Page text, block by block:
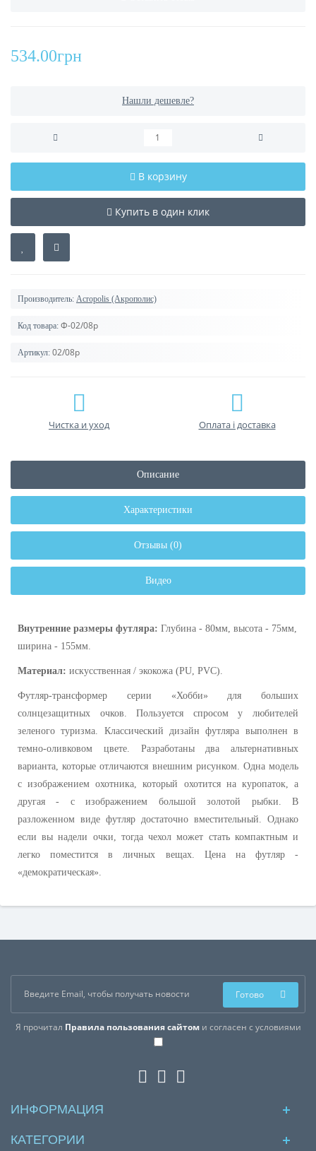
534.00грн
Нашли дешевле?
В корзину
Купить в один клик
Производитель: Acropolis (Акрополис)
Код товара: Ф-02/08р
Артикул: 02/08р
Чистка и уход Оплата і доставка
Описание
Характеристики
Отзывы (0)
Видео
Внутренние размеры футляра: Глубина - 80мм, высота - 75мм,
ширина - 155мм.
Материал: искусственная / экокожа (PU, PVC).
Футляр-трансформер серии «Хобби» для больших
солнцезащитных очков. Пользуется спросом у любителей
зеленого туризма. Классический дизайн футляра выполнен в
темно-оливковом цвете. Разработаны два альтернативных
варианта, которые отличаются внешним рисунком. Одна модель
с изображением охотника, который охотится на куропаток, а
другая - с изображением большой золотой рыбки. В
разложенном виде футляр достаточно вместительный. Однако
если вы надели очки, тогда чехол может стать компактным и
легко поместится в личных вещах. Цена на футляр -
«демократическая».
Я прочитал Правила пользования сайтоми согласен с условиями
Готово
ИНФОРМАЦИЯ
КАТЕГОРИИ